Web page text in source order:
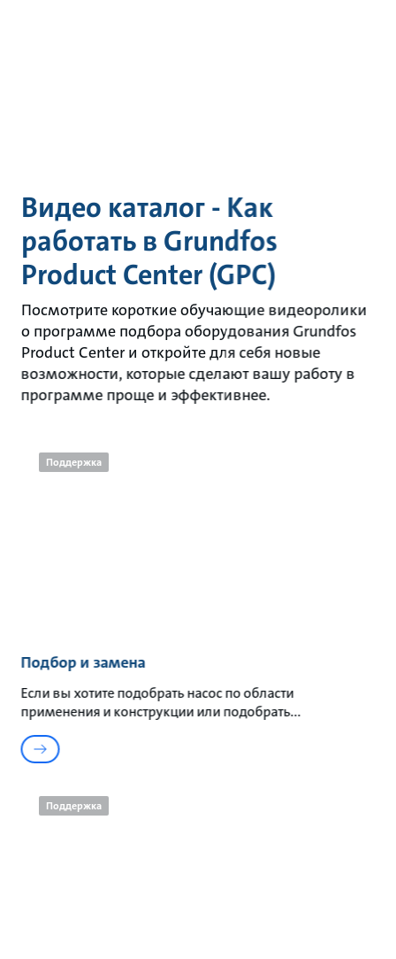
Видео каталог - Как
работать в Grundfos
Product Center (GPC)
Посмотрите короткие обучающие видеоролики
о программе подбора оборудования Grundfos
Product Center и откройте для себя новые
возможности, которые сделают вашу работу в
программе проще и эффективнее.
Поддержка
Подбор и замена
Если вы хотите подобрать насос по области
применения и конструкции или подобрать
Поддержка